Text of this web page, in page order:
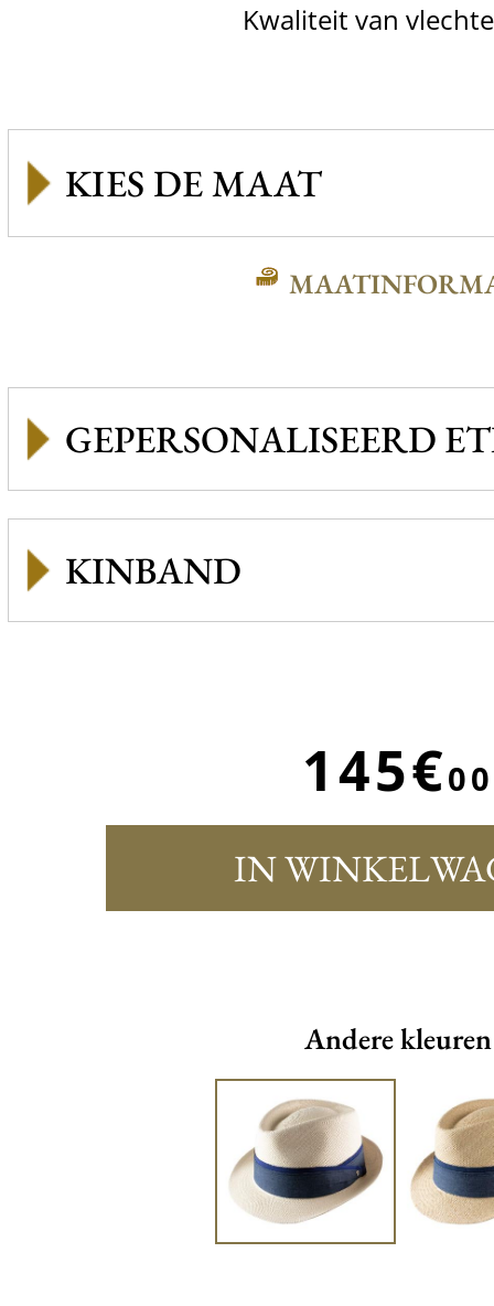
Kwaliteit van
GEPERSONALISEERD
KINBAND
145€00
IN
Andere kleuren